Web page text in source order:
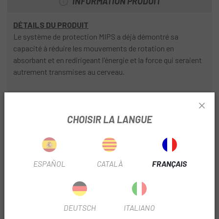
DÉTAILS DU PRODUIT
Le système de protection MIPS a déjà démontré sa
capacité à réduire les mouvements de rotation en
absorbant et en redirigeant l'énergie et la force qui seraient
autrement transmises au cerveau.
La doublure Varizorb™ EPS double densité améliore la
surface plus large.
Le système de fermeture à boucle Fidlock ® permet de
l'enfiler et de l'enlever très facilement avec des gants.
prévient les odeurs et évacue l'humidité pour garder votre
CHOISIR LA LANGUE
ESPAÑOL CATALÀ FRANÇAIS
DEUTSCH ITALIANO